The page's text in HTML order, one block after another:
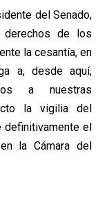
del Senado,
de los
la cesantía, en
a, desde aquí,
a nuestras
la vigilia del
el
la Cámara del